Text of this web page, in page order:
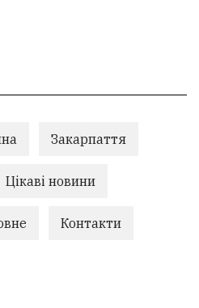
Закарпаття
Цікаві новини
Контакти